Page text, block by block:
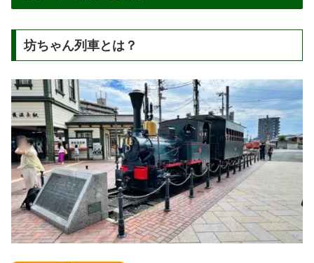
坊ちゃん列車とは？